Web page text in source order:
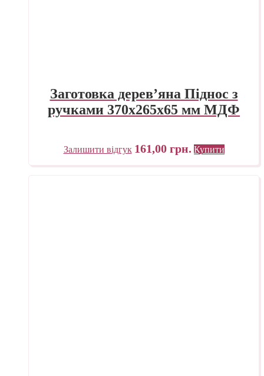
Заготовка дерев’яна Піднос з
ручками 370х265х65 мм МДФ
Залишити відгук 161,00 грн. Купити